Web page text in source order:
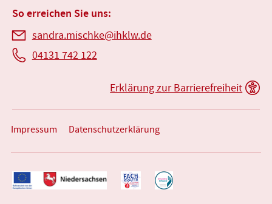
So erreichen Sie uns:
sandra.mischke@ihklw.de
04131 742 122
Erklärung zur Barrierefreiheit
Impressum Datenschutzerklärung